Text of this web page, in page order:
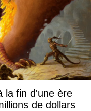
la fin d'une ère
de dollars